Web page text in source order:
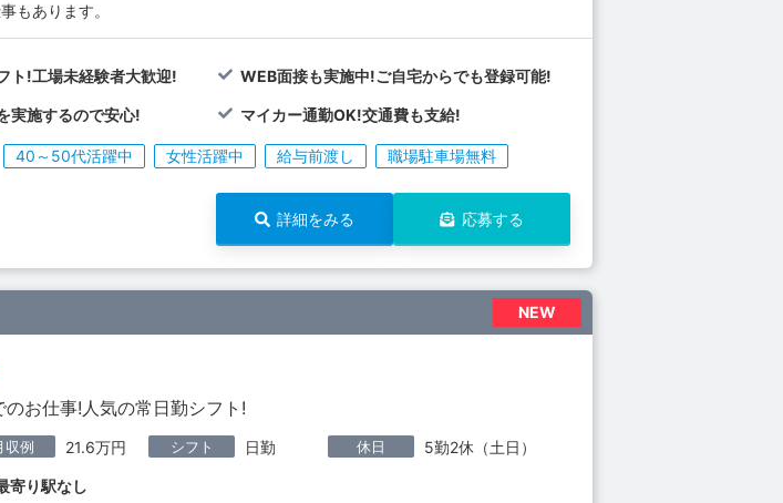
もあります。
ト!工場未経験者大歓迎! WEB面接も実施中!ご自宅からでも登録可能!
実施するので安心! マイカー通勤OK!交通費も支給!
40～50代活躍中 女性活躍中 給与前渡し 職場駐車場無料
詳細をみる 応募する
NEW
お仕事!人気の常日勤シフト!
収例 21.6万円 シフト 日勤 休日 5勤2休（土日）
寄り駅なし